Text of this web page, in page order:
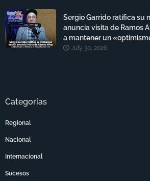
Sergio Garrido ratifica su
anuncia visita de Ramos
a mantener un
July 30, 2026
Categorías
Regional
Nacional
Internacional
Sucesos